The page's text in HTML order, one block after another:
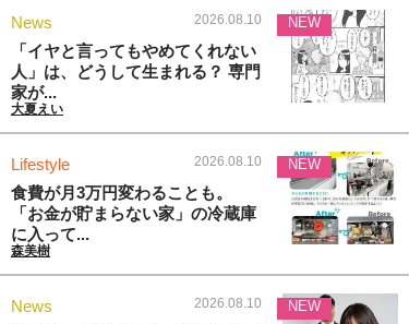
News 2026.08.10
「イヤと言ってもやめてくれない
人」は、どうして生まれる？ 専門
家が...
大夏えい
NEW
Lifestyle 2026.08.10
食費が月3万円変わることも。
「お金が貯まらない家」の冷蔵庫
に入って...
森美樹
NEW
News 2026.08.10 NEW